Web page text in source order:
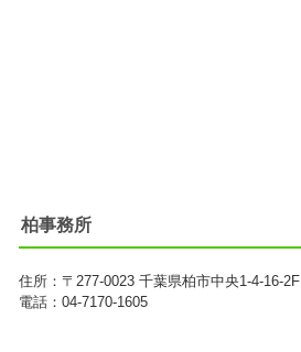
柏事務所
住所： 〒277-0023 千葉県柏市中央1-4-16-2F
電話：04-7170-1605